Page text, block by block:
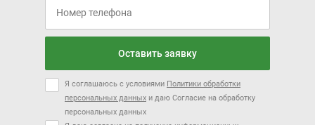
Оставить заявку
Я соглашаюсь с условиями Политики обработки
персональных данных и даю Согласие на обработку
персональных данных